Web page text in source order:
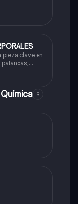
pieza clave en
palancas,
de huesos,
y
9